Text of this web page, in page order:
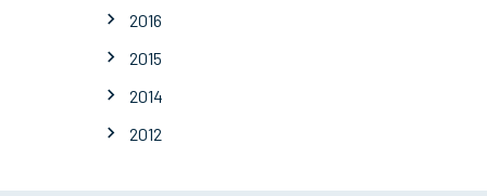
2016
2015
2014
2012